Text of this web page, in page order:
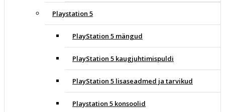
Playstation 5
PlayStation 5 mängud
PlayStation 5 kaugjuhtimispuldi
PlayStation 5 lisaseadmed ja tarvikud
Playstation 5 konsoolid